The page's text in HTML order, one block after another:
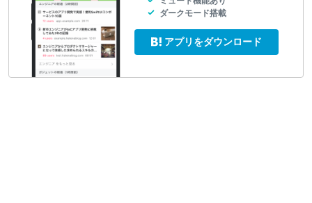
ダークモード搭載
アプリをダウンロード